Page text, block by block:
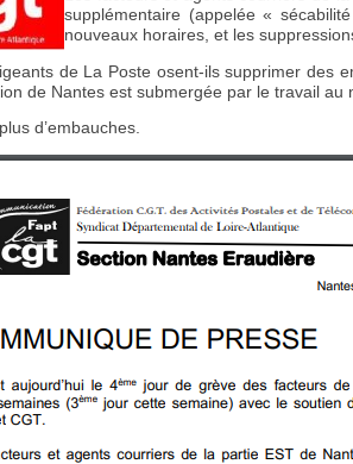
supplémentaire (appelée «
nouveaux horaires, et les
de La Poste osent-ils supprimer des
de Nantes est submergée par le travail
d’embauches.